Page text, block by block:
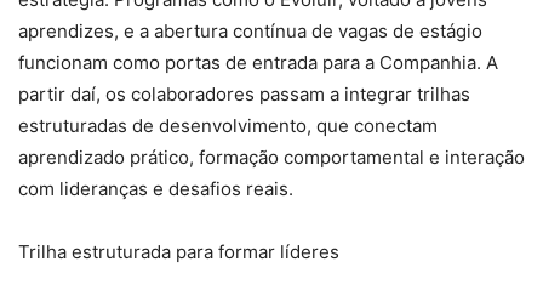
aprendizes, e a abertura contínua de vagas de estágio
funcionam como portas de entrada para a Companhia. A
partir daí, os colaboradores passam a integrar trilhas
estruturadas de desenvolvimento, que conectam
aprendizado prático, formação comportamental e interação
com lideranças e desafios reais.
Trilha estruturada para formar líderes